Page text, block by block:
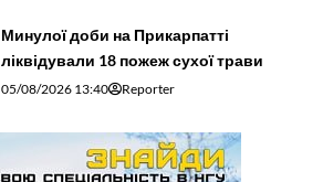
Минулої доби на Прикарпатті
ліквідували 18 пожеж сухої трави
05/08/2026 13:40 Reporter